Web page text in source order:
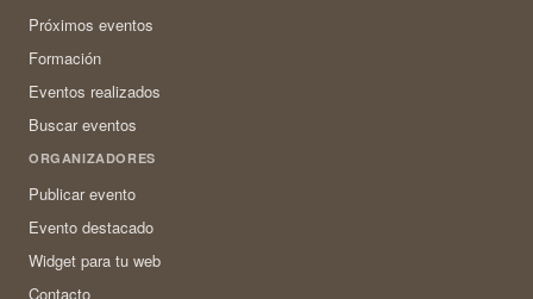
Próximos eventos
Formación
Eventos realizados
Buscar eventos
ORGANIZADORES
Publicar evento
Evento destacado
Widget para tu web
Contacto